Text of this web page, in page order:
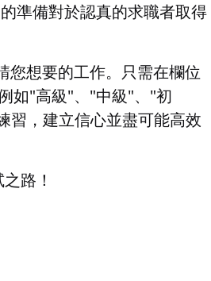
準備對於認真的求職者取得
您想要的工作。只需在欄位
如"高級"、"中級"、"初
習，建立信心並盡可能高效
路！